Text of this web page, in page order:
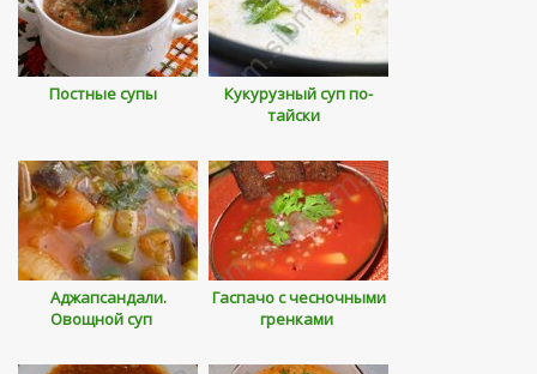
Постные супы
Кукурузный суп по-
тайски
Аджапсандали.
Овощной суп
Гаспачо с чесночными
гренками